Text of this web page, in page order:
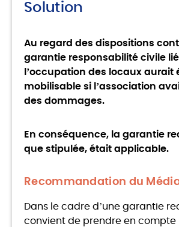
Solution
Au regard des dispositions
garantie responsabilité civile
l’occupation des locaux aurait
mobilisable si l’association
des dommages.
En conséquence, la garantie
que stipulée, était applicable.
Recommandation du
Dans le cadre d’une garantie
convient de prendre en compte